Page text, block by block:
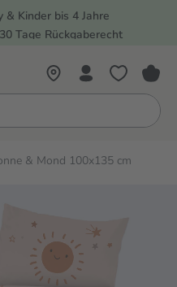
Kinder bis 4 Jahre
Tage Rückgaberecht
& Mond 100x135 cm